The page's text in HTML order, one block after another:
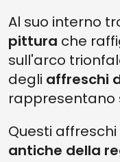
Al suo interno
pittura che
sull'arco
degli affreschi
rappresentano
Questi
antiche della